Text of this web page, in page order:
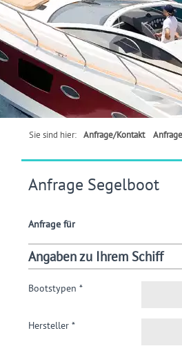
Sie sind hier: Anfrage/Kontakt
Anfrage Segelboot
Anfrage für
Angaben zu Ihrem Schiff
Bootstypen*
Hersteller*